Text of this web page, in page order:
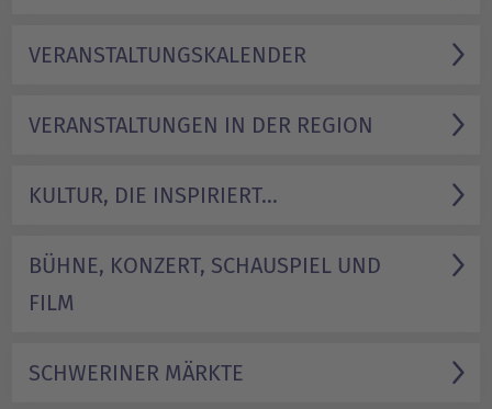
VERANSTALTUNGS­KALENDER
VERANSTALTUNGEN IN DER REGION
KULTUR, DIE INSPIRIERT...
BÜHNE, KONZERT, SCHAUSPIEL UND
FILM
SCHWERINER MÄRKTE